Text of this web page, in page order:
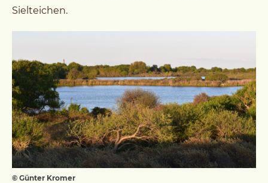
Sielteichen.
© Günter Kromer